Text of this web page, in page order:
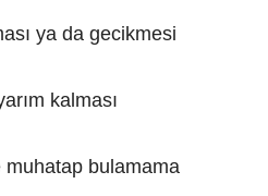
ya da gecikmesi
kalması
muhatap bulamama